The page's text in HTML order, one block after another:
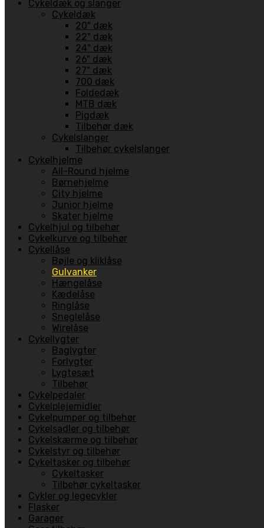
Cykeldæk og slanger
Cykeldæk
20" dæk
22" dæk
24" dæk
26" dæk
27" dæk
700 dæk
Foldedæk
MTB dæk
Pigdæk
Tilbehør dæk
Cykelslanger
Tilbehør cykelslanger
Cykelhjelme
All-Round hjelme
Børnehjelme
City hjelme
Junior hjelme
Skater hjelme
Cykelhjul og tilbehør
Cykelkurve og tilbehør
Cykellåse
Bøjle og kliklåse
Gulvanker
Hængelåse
Kædelåse
Ringlåse
Sneglelåse
Wirelåse
Cykellygter
Baglygter
Forlygter
Lygtesæt
Tilbehør
Cykelpedaler
Cykelplejemidler
Cykelpumper og tilbehør
Cykelsadler og tilbehør
Cykelskærme og tilbehør
Cykelstyr og tilbehør
Cykeltasker og tilbehør
Cykeltasker
Tilbehør cykeltasker
Cykler og legecykler
Flasker
Garager